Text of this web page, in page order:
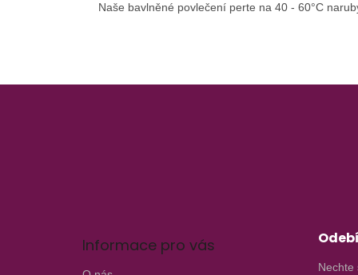
Naše bavlněné povlečení perte na 40 - 60°C
Informace pro vás
Nechte